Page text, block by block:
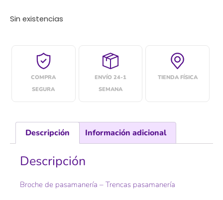
Sin existencias
COMPRA
SEGURA
ENVÍO 24-1
SEMANA
TIENDA FÍSICA
Descripción Información adicional
Descripción
Broche de pasamanería – Trencas pasamanería